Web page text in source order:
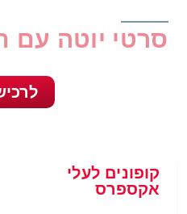
סרטי יוטה עם
קופונים לעלי
אקספרס